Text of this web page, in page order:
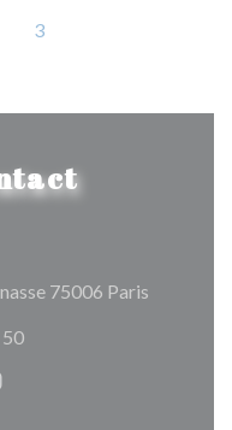
3
75006 Paris((ouvre
((ouvre une((ouvre une